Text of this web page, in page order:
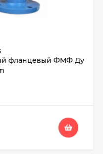
фланцевый ФМФ Ду